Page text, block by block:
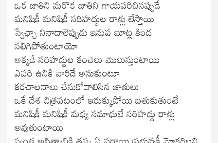
ఒక జాతిని మరొక జాతిని గాయపరిచినప్పుడే
మనిషికీ మనిషికీ సరిహద్దుల రాళ్లు లేస్తాయి
స్వేఛ్ఛా నినాదాలెప్పుడు ఇనుప బూట్ల కింద
నలిగిపోతుంటాయో
అక్కడే సరిహద్దుల కంచెలు మొలుస్తుంటాయి
ఎవరి ఉనికి వారిదే అనుకుంటూ
కరచాలనాలు చేసుకోవాలిసిన జాతులు
ఒకే దేశ చిత్రపటంలో ఇరుక్కుపోయి బతుకుతుంటే
మనిషికీ మనిషికీ మధ్య సమాధులే సరిహద్దు రాళ్లు
అవుతుంటాయి